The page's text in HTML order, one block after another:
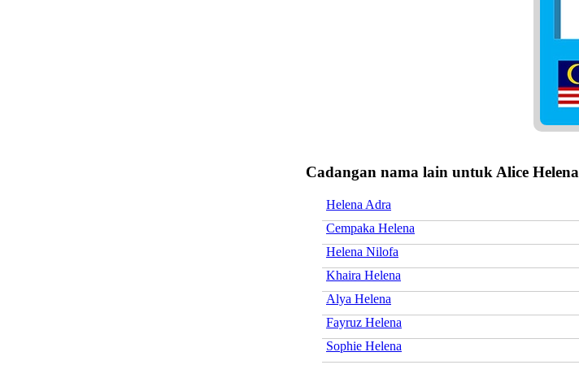
Cadangan nama lain untuk Alice Helena
Helena Adra
Cempaka Helena
Helena Nilofa
Khaira Helena
Alya Helena
Fayruz Helena
Sophie Helena